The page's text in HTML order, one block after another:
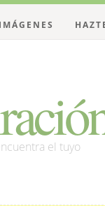
el tuyo
IMÁGENES